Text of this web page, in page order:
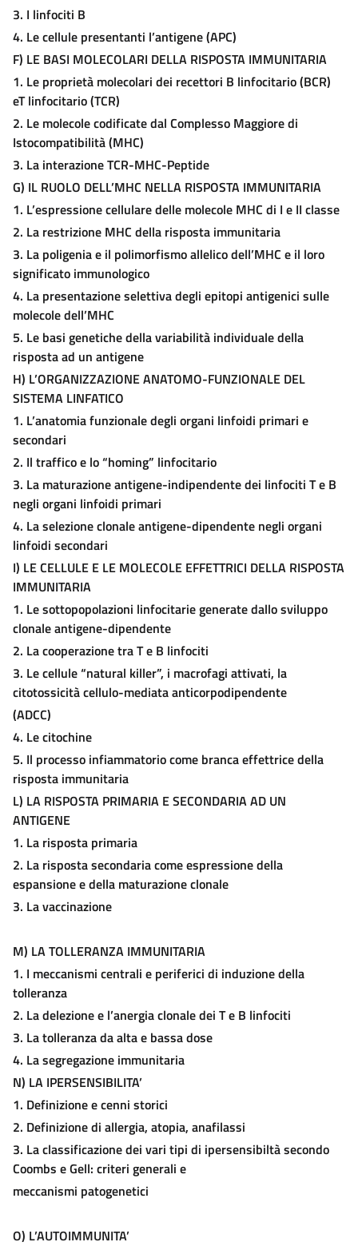
3. I linfociti B
4. Le cellule presentanti l’antigene (APC)
F) LE BASI MOLECOLARI DELLA RISPOSTA IMMUNITARIA
1. Le proprietà molecolari dei recettori B linfocitario (BCR)
eT linfocitario (TCR)
2. Le molecole codificate dal Complesso Maggiore di
Istocompatibilità (MHC)
3. La interazione TCR-MHC-Peptide
G) IL RUOLO DELL’MHC NELLA RISPOSTA IMMUNITARIA
1. L’espressione cellulare delle molecole MHC di I e II classe
2. La restrizione MHC della risposta immunitaria
3. La poligenia e il polimorfismo allelico dell’MHC e il loro
significato immunologico
4. La presentazione selettiva degli epitopi antigenici sulle
molecole dell’MHC
5. Le basi genetiche della variabilità individuale della
risposta ad un antigene
H) L’ORGANIZZAZIONEANATOMO-FUNZIONALE DEL
SISTEMA LINFATICO
1. L’anatomia funzionale degli organi linfoidi primari e
secondari
2. Il traffico e lo “homing” linfocitario
3. La maturazione antigene-indipendente dei linfociti T e B
negli organi linfoidi primari
4. La selezione clonale antigene-dipendente negli organi
linfoidi secondari
I) LECELLULE E LE MOLECOLE EFFETTRICI DELLA RISPOSTA
IMMUNITARIA
1. Le sottopopolazioni linfocitarie generate dallo sviluppo
clonale antigene-dipendente
2. La cooperazione tra T e B linfociti
3. Le cellule “natural killer”, i macrofagi attivati, la
citotossicità cellulo-mediata anticorpodipendente
(ADCC)
4. Le citochine
5. Il processo infiammatorio come branca effettrice della
risposta immunitaria
L) LA RISPOSTA PRIMARIA ESECONDARIA AD UN
ANTIGENE
1. La risposta primaria
2. La risposta secondaria come espressione della
espansione e della maturazione clonale
3. La vaccinazione
M) LATOLLERANZA IMMUNITARIA
1. I meccanismi centrali e periferici di induzione della
tolleranza
2. La delezione e l’anergia clonale dei T e B linfociti
3. La tolleranza da alta e bassa dose
4. La segregazione immunitaria
N) LA IPERSENSIBILITA’
1. Definizione e cenni storici
2. Definizione di allergia, atopia, anafilassi
3. La classificazione dei vari tipi di ipersensibiltà secondo
Coombs e Gell: criteri generali e
meccanismi patogenetici
O) L’AUTOIMMUNITA’